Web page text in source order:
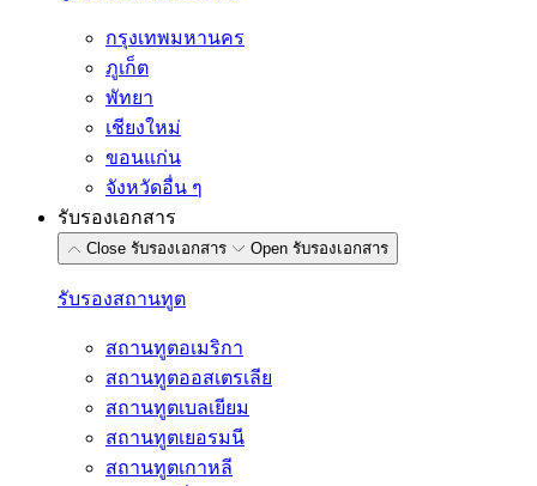
กรุงเทพมหานคร
ภูเก็ต
พัทยา
เชียงใหม่
ขอนแก่น
จังหวัดอื่น ๆ
รับรองเอกสาร
Close รับรองเอกสาร Open รับรองเอกสาร
รับรองสถานทูต
สถานทูตอเมริกา
สถานทูตออสเตรเลีย
สถานทูตเบลเยียม
สถานทูตเยอรมนี
สถานทูตเกาหลี